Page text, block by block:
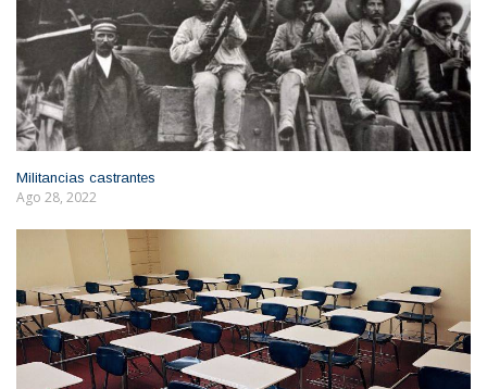
Militancias castrantes
Ago 28, 2022